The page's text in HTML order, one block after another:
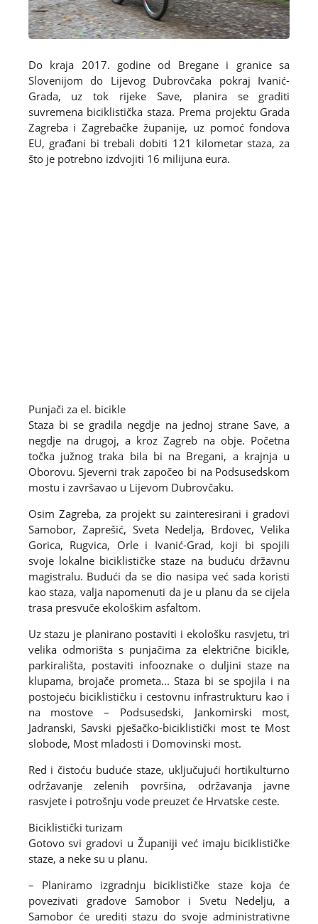
Do kraja 2017. godine od Bregane i granice sa
Slovenijom do Lijevog Dubrovčaka pokraj Ivanić-
Grada, uz tok rijeke Save, planira se graditi
suvremena biciklistička staza. Prema projektu Grada
Zagreba i Zagrebačke županije, uz pomoć fondova
EU, građani bi trebali dobiti 121 kilometar staza, za
što je potrebno izdvojiti 16 milijuna eura.
Punjači za el. bicikle
Staza bi se gradila negdje na jednoj strane Save, a
negdje na drugoj, a kroz Zagreb na obje. Početna
točka južnog traka bila bi na Bregani, a krajnja u
Oborovu. Sjeverni trak započeo bi na Podsusedskom
mostu i završavao u Lijevom Dubrovčaku.
Osim Zagreba, za projekt su zainteresirani i gradovi
Samobor, Zaprešić, Sveta Nedelja, Brdovec, Velika
Gorica, Rugvica, Orle i Ivanić-Grad, koji bi spojili
svoje lokalne biciklističke staze na buduću državnu
magistralu. Budući da se dio nasipa već sada koristi
kao staza, valja napomenuti da je u planu da se cijela
trasa presvuče ekološkim asfaltom.
Uz stazu je planirano postaviti i ekološku rasvjetu, tri
velika odmorišta s punjačima za električne bicikle,
parkirališta, postaviti infooznake o duljini staze na
klupama, brojače prometa... Staza bi se spojila i na
postojeću biciklističku i cestovnu infrastrukturu kao i
na mostove – Podsusedski, Jankomirski most,
Jadranski, Savski pješačko-biciklistički most te Most
slobode, Most mladosti i Domovinski most.
Red i čistoću buduće staze, uključujući hortikulturno
održavanje zelenih površina, održavanja javne
rasvjete i potrošnju vode preuzet će Hrvatske ceste.
Biciklistički turizam
Gotovo svi gradovi u Županiji već imaju biciklističke
staze, a neke su u planu.
– Planiramo izgradnju biciklističke staze koja će
povezivati gradove Samobor i Svetu Nedelju, a
Samobor će urediti stazu do svoje administrativne